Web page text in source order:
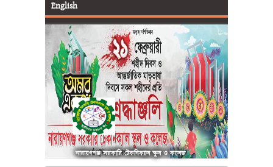
English
নারায়ণগঞ্জ সরকারি টেকনিক্যাল স্কুল ও কলেজ
আইডি কার্ড ও SMS